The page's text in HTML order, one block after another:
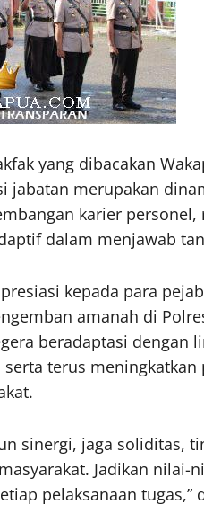
yang dibacakan
jabatan merupakan
karier
dalam menjawab
kepada para
amanah di
beradaptasi dengan
terus
sinergi, jaga soliditas,
Jadikan nilai-
pelaksanaan